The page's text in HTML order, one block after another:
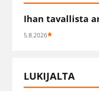
Ihan tavallista
5.8.2026
LUKIJALTA